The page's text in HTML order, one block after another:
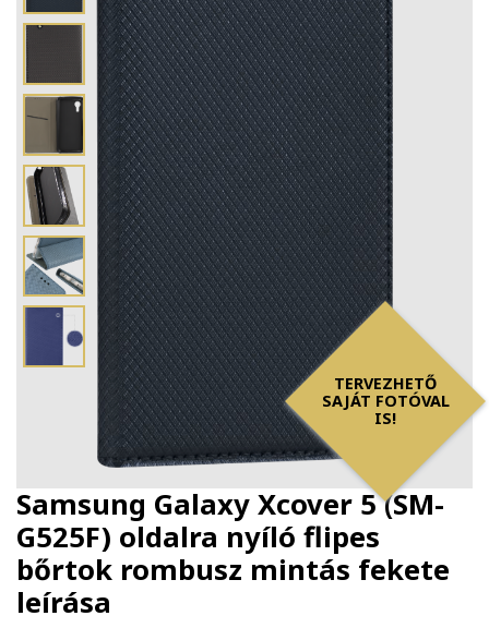
TERVEZHETŐ
SAJÁT FOTÓVAL
IS!
Samsung Galaxy Xcover 5 (SM-
G525F) oldalra nyíló flipes
bőrtok rombusz mintás fekete
leírása